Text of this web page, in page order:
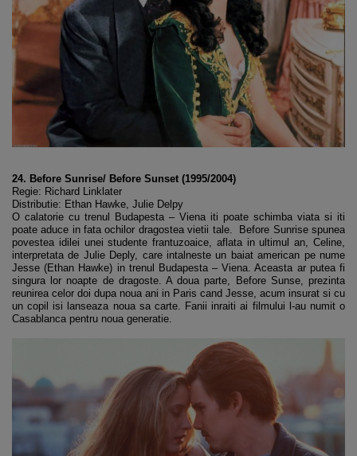
24. Before Sunrise/ Before Sunset (1995/2004)
Regie: Richard Linklater
Distributie: Ethan Hawke, Julie Delpy
O calatorie cu trenul Budapesta – Viena iti poate schimba viata si iti
poate aduce in fata ochilor dragostea vietii tale. Before Sunrise spunea
povestea idilei unei studente frantuzoaice, aflata in ultimul an, Celine,
interpretata de Julie Deply, care intalneste un baiat american pe nume
Jesse (Ethan Hawke) in trenul Budapesta – Viena. Aceasta ar putea fi
singura lor noapte de dragoste. A doua parte, Before Sunse, prezinta
reunirea celor doi dupa noua ani in Paris cand Jesse, acum insurat si cu
un copil isi lanseaza noua sa carte. Fanii inraiti ai filmului l-au numit o
Casablanca pentru noua generatie.